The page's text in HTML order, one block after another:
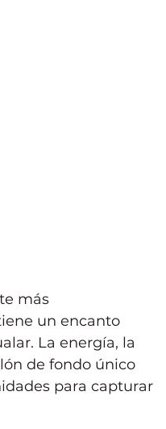
más
un encanto
La energía, la
de fondo único
para capturar